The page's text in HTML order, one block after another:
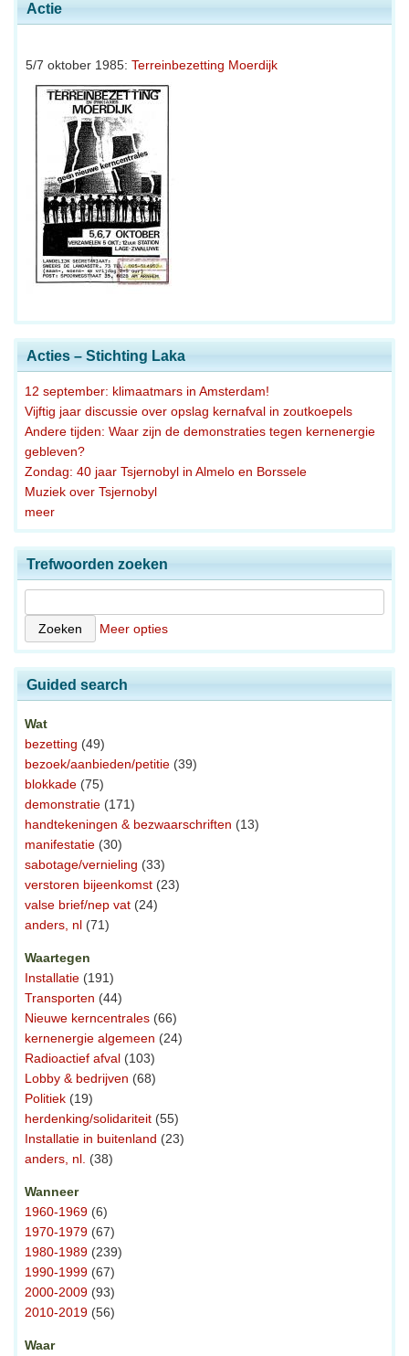
Actie
5/7 oktober 1985: Terreinbezetting Moerdijk
Acties – Stichting Laka
12 september: klimaatmars in Amsterdam!
Vijftig jaar discussie over opslag kernafval in zoutkoepels
Andere tijden: Waar zijn de demonstraties tegen kernenergie
gebleven?
Zondag: 40 jaar Tsjernobyl in Almelo en Borssele
Muziek over Tsjernobyl
meer
Trefwoorden zoeken
Meer opties
Guided search
Wat
bezetting (49)
bezoek/aanbieden/petitie (39)
blokkade (75)
demonstratie (171)
handtekeningen & bezwaarschriften (13)
manifestatie (30)
sabotage/vernieling (33)
verstoren bijeenkomst (23)
valse brief/nep vat (24)
anders, nl (71)
Waartegen
Installatie (191)
Transporten (44)
Nieuwe kerncentrales (66)
kernenergie algemeen (24)
Radioactief afval (103)
Lobby & bedrijven (68)
Politiek (19)
herdenking/solidariteit (55)
Installatie in buitenland (23)
anders, nl. (38)
Wanneer
1960-1969 (6)
1970-1979 (67)
1980-1989 (239)
1990-1999 (67)
2000-2009 (93)
2010-2019 (56)
Waar